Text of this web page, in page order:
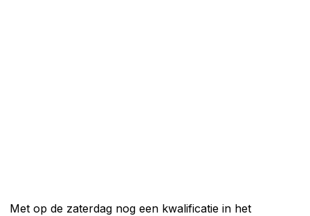
Met op de zaterdag nog een kwalificatie in het